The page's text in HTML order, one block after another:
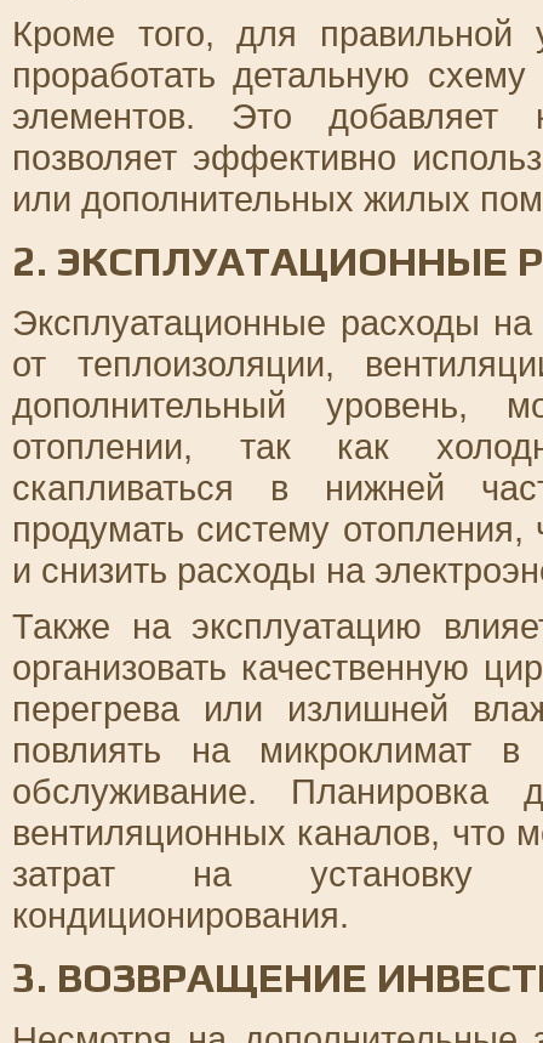
Кроме того, для правильной
проработать детальную
элементов. Это добавляет
позволяет эффективно
или дополнительных жилых
2. ЭКСПЛУАТАЦИОННЫЕ
Эксплуатационные расходы
от теплоизоляции,
дополнительный уровень,
отоплении, так как
скапливаться в нижней
продумать систему
и снизить расходы на
Также на эксплуатацию
организовать качественную
перегрева или излишней
повлиять на микроклимат
обслуживание. Планировка
вентиляционных каналов, что
затрат на установку
кондиционирования.
3. ВОЗВРАЩЕНИЕ